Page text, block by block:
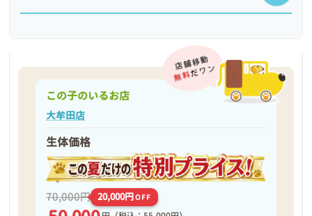
この子のいるお店
大牟田店
生体価格
70,000円 20,000円OFF